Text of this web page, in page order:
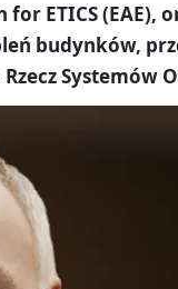
ETICS (EAE),
budynków,
Systemów